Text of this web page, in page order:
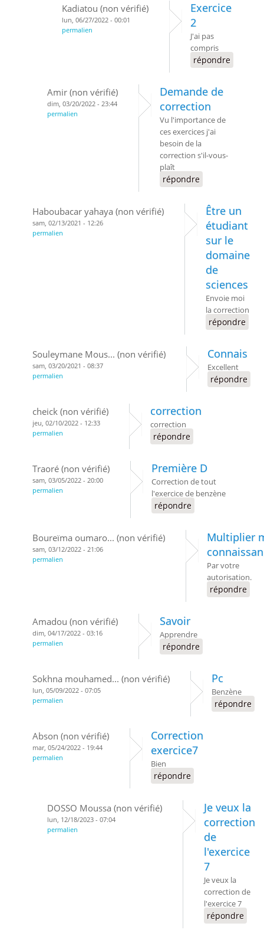
Kadiatou (non vérifié)
lun, 06/27/2022 - 00:01
permalien
Exercice
2
J'ai pas
compris
répondre
Amir (non vérifié)
dim, 03/20/2022 - 23:44
permalien
Demande de
correction
Vu l'importance de
ces exercices j'ai
besoin de la
correction s'il-vous-
plaît
répondre
Haboubacar yahaya (non vérifié)
sam, 02/13/2021 - 12:26
permalien
Être un
étudiant
sur le
domaine
de
sciences
Envoie moi
la correction
répondre
Souleymane Mous... (non vérifié)
sam, 03/20/2021 - 08:37
permalien
Connais
Excellent
répondre
cheick (non vérifié)
jeu, 02/10/2022 - 12:33
permalien
correction
correction
répondre
Traoré (non vérifié)
sam, 03/05/2022 - 20:00
permalien
Première D
Correction de tout
l'exercice de benzène
répondre
Boureïma oumaro... (non vérifié)
sam, 03/12/2022 - 21:06
permalien
Multiplier
Par votre
autorisation.
répondre
Amadou (non vérifié)
dim, 04/17/2022 - 03:16
permalien
Savoir
Apprendre
répondre
Sokhna mouhamed... (non vérifié)
lun, 05/09/2022 - 07:05
permalien
Pc
Benzène
répondre
Abson (non vérifié)
mar, 05/24/2022 - 19:44
permalien
Correction
exercice7
Bien
répondre
DOSSO Moussa (non vérifié)
lun, 12/18/2023 - 07:04
permalien
Je veux la
correction
de
l'exercice
7
Je veux la
correction de
l'exercice 7
répondre